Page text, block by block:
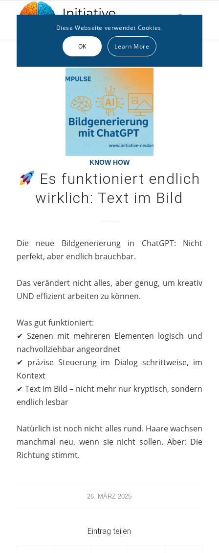
KNOW HOW
Es funktioniert endlich
wirklich: Text im Bild
Die neue Bildgenerierung in ChatGPT: Nicht
perfekt, aber endlich brauchbar.
Das verändert nicht alles, aber genug, um kreativ
UND effizient arbeiten zu können.
Was gut funktioniert:
✔ Szenen mit mehreren Elementen logisch und
nachvollziehbar angeordnet
✔ präzise Steuerung im Dialog schrittweise, im
Kontext
✔ Text im Bild – nicht mehr nur kryptisch, sondern
endlich lesbar
Natürlich ist noch nicht alles rund. Haare wachsen
manchmal neu, wenn sie nicht sollen. Aber: Die
Richtung stimmt.
26. MÄRZ 2025
Eintrag teilen
Diese Webseite verwendet Cookies.
OK Learn More